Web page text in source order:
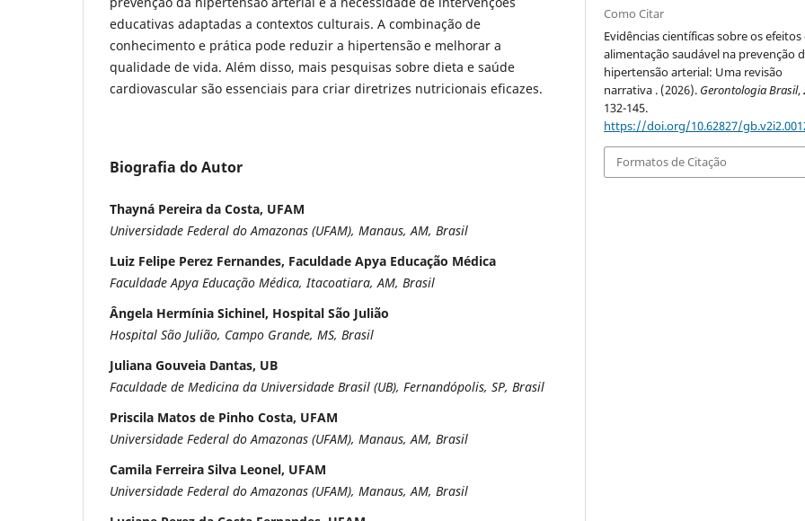
educativas adaptadas a contextos culturais. A combinação de
conhecimento e prática pode reduzir a hipertensão e melhorar a
qualidade de vida. Além disso, mais pesquisas sobre dieta e saúde
cardiovascular são essenciais para criar diretrizes nutricionais eficazes.
Biografia do Autor
Thayná Pereira da Costa, UFAM
Universidade Federal do Amazonas (UFAM), Manaus, AM, Brasil
Luiz Felipe Perez Fernandes, Faculdade Apya Educação Médica
Faculdade Apya Educação Médica, Itacoatiara, AM, Brasil
Ângela Hermínia Sichinel, Hospital São Julião
Hospital São Julião, Campo Grande, MS, Brasil
Juliana Gouveia Dantas, UB
Faculdade de Medicina da Universidade Brasil (UB), Fernandópolis, SP, Brasil
Priscila Matos de Pinho Costa, UFAM
Universidade Federal do Amazonas (UFAM), Manaus, AM, Brasil
Camila Ferreira Silva Leonel, UFAM
Universidade Federal do Amazonas (UFAM), Manaus, AM, Brasil
Como Citar
Evidências científicas sobre os efeitos
alimentação saudável na prevenção
hipertensão arterial: Uma revisão
narrativa . (2026). Gerontologia Brasil,
132-145.
https://doi.org/10.62827/
Formatos de Citação